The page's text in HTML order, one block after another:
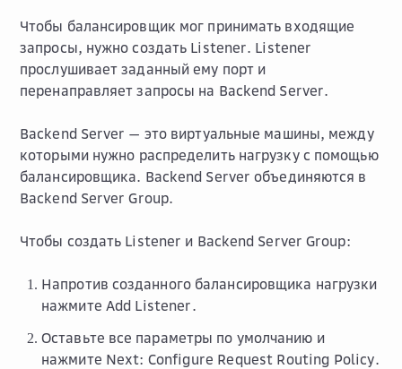
Чтобы балансировщик мог принимать входящие
запросы, нужно создать Listener. Listener
прослушивает заданный ему порт и
перенаправляет запросы на Backend Server.
Backend Server — это виртуальные машины, между
которыми нужно распределить нагрузку с помощью
балансировщика. Backend Server объединяются в
Backend Server Group.
Чтобы создать Listener и Backend Server Group:
Напротив созданного балансировщика нагрузки
нажмите Add Listener.
Оставьте все параметры по умолчанию и
нажмите Next: Configure Request Routing Policy.